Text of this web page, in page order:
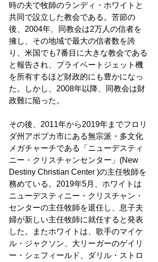
時の夫で牧師のランディ・ホワイトと
共同で設立した教会である。苦節の
後、2004年、同教会は2万人の信者を
擁し、その地域で最大の信者数を誇
り、米国でも7番目に大きな教会である
と報告され、プライベートジェット機
を所有するほど財政的にも豊かになっ
た。しかし、2008年以降、同教会は財
政難に陥った。
その後、2011年から2019年までフロリ
ダ州アポプカ市にある無宗派・多文化
メガチャーチである「ニューデスティ
ニー・クリスチャンセンター」(New
Destiny Christian Center )の主任牧師を
務めている。2019年5月、ホワイトは
ニューデスティニー・クリスチャン・
センターの主任牧師を退任し、息子夫
婦が新しい主任牧師に就任すると発表
した。またホワイトは、歌手のマイケ
ル・ジャクソン、大リーガーのゲイリ
ー・シェフィールド、ダリル・ストロ